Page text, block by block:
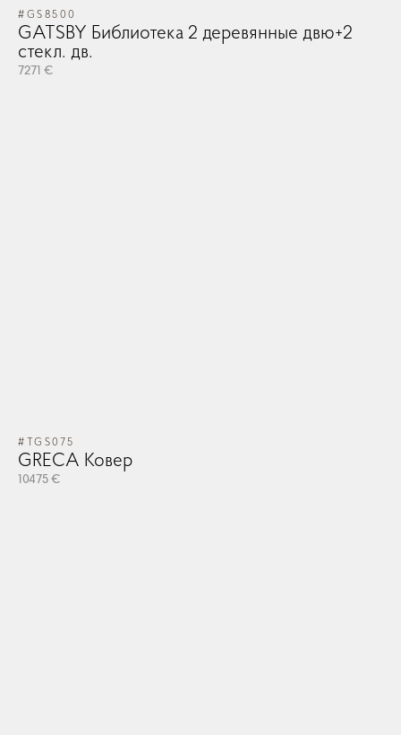
#GS8500
GATSBY Библиотека 2 деревянные двю+2
стекл. дв.
7271 €
#TGS075
GRECA Ковер
10475 €